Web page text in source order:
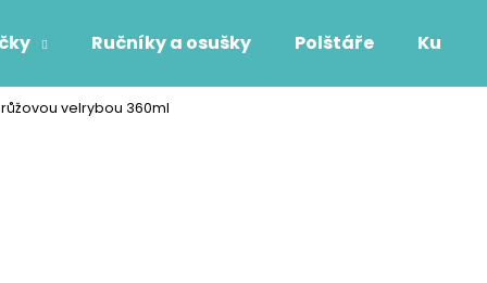
Ručníky a osušky Polštáře
velrybou 360ml
Co potřebujete najít?